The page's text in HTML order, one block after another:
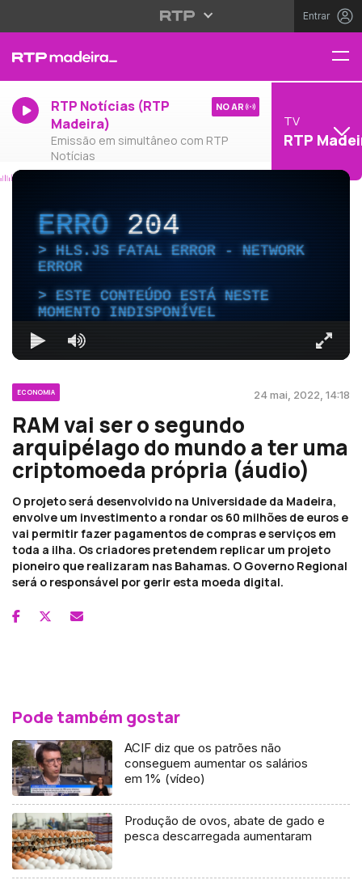
Entrar
RTP Notícias (RTP
Madeira)
Emissão em simultâneo com RTP
Notícias
NO AR
TV
RTP
ERRO204
HLS.JS FATAL ERROR - NETWORK
ERROR
ESTE CONTEÚDO ESTÁ NESTE
MOMENTO INDISPONÍVEL
ECONOMIA 24 mai, 2022, 14:18
RAM vai ser o segundo
arquipélago do mundo a ter uma
criptomoeda própria (áudio)
O projeto será desenvolvido na Universidade da Madeira,
envolve um investimento a rondar os 60 milhões de euros e
vai permitir fazer pagamentos de compras e serviços em
toda a ilha. Os criadores pretendem replicar um projeto
pioneiro que realizaram nas Bahamas. O Governo Regional
será o responsável por gerir esta moeda digital.
Pode também gostar
ACIF diz que os patrões não
conseguem aumentar os salários
em 1% (vídeo)
Produção de ovos, abate de gado e
pesca descarregada aumentaram